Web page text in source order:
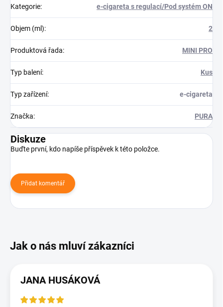
Kategorie: e-cigareta s regulací/Pod systém ON
Objem (ml): 2
Produktová řada: MINI PRO
Typ balení: Kus
Typ zařízení: e-cigareta
Značka: PURA
Diskuze
Buďte první, kdo napíše příspěvek k této položce.
Přidat komentář
JANA HUSÁKOVÁ